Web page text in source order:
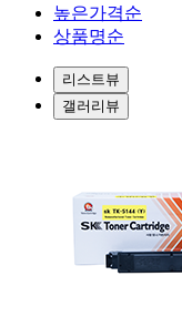
높은가격순
상품명순
리스트뷰
갤러리뷰